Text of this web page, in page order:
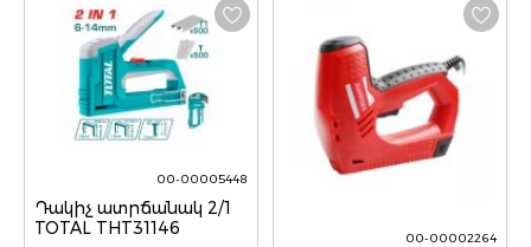
00-00005448
Դակիչ ատրճանակ 2/1
TOTAL THT31146
00-00002264